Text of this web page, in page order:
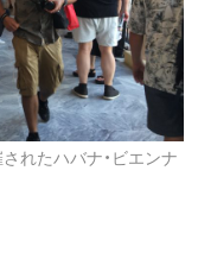
れたハバナ・ビエンナ